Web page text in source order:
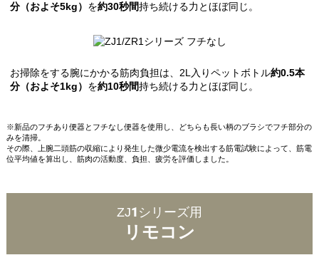
分（およそ5kg） を約30秒間持ち続ける力とほぼ同じ。
お掃除をする腕にかかる筋肉負担は、2L入りペットボトル約0.5本
分（およそ1kg） を約10秒間持ち続ける力とほぼ同じ。
※新品のフチあり便器とフチなし便器を使用し、どちらも長い柄のブラシでフチ部分の
みを清掃。
その際、上腕二頭筋の収縮により発生した微少電流を検出する筋電試験によって、筋電
位平均値を算出し、筋肉の活動度、負担、疲労を評価しました。
ZJ1シリーズ用
リモコン